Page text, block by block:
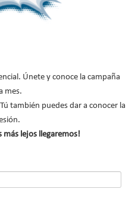
TODA LA
SECTOR
Únete y conoce la campaña
mes.
también puedes dar a conocer la
más lejos llegaremos!